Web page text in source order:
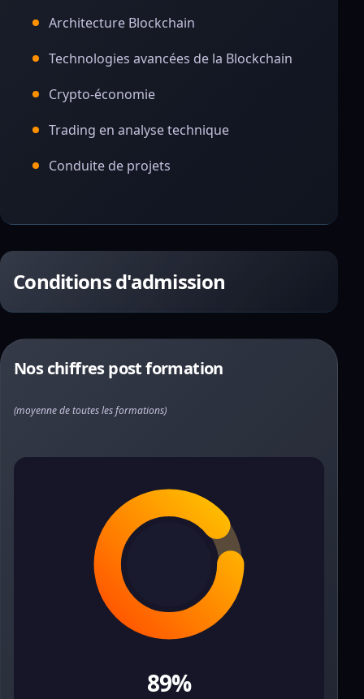
Architecture Blockchain
Technologies avancées de la Blockchain
Crypto-économie
Trading en analyse technique
Conduite de projets
Conditions d'admission
Nos chiffres post formation
(moyenne de toutes les formations)
89%